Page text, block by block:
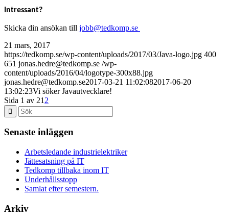
Intressant?
Skicka din ansökan till jobb@tedkomp.se
21 mars, 2017
https://tedkomp.se/wp-content/uploads/2017/03/Java-logo.jpg 400
651 jonas.hedre@tedkomp.se /wp-
content/uploads/2016/04/logotype-300x88.jpg
jonas.hedre@tedkomp.se2017-03-21 11:02:082017-06-20
13:02:23Vi söker Javautvecklare!
Sida 1 av 21 2
Senaste inläggen
Arbetsledande industrielektriker
Jättesatsning på IT
Tedkomp tillbaka inom IT
Underhållsstopp
Samlat efter semestern.
Arkiv